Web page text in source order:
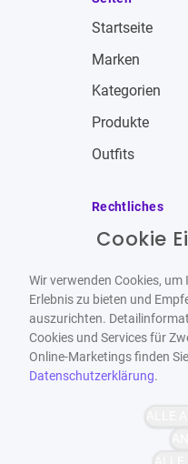
Startseite
Marken
Kategorien
Produkte
Outfits
Rechtliches
Impressum
WCAG-
Cookie
Wir verwenden Cookies,
Erlebnis zu bieten und
auszurichten.
Cookies und Services für
Online-Marketings finden
Datenschutzerklärung.
ALLE